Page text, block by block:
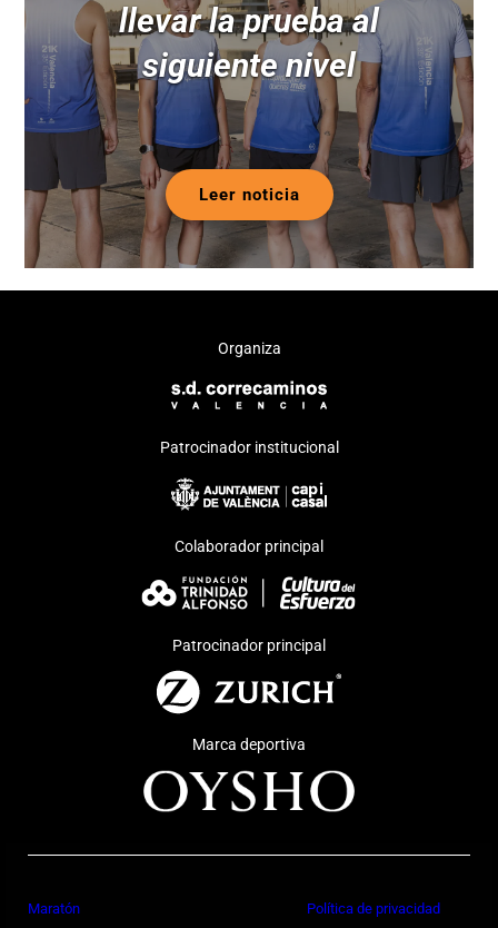
llevar la prueba al
siguiente nivel
Leer noticia
Organiza
Patrocinador institucional
Colaborador principal
Patrocinador principal
Marca deportiva
Maratón Política de privacidad